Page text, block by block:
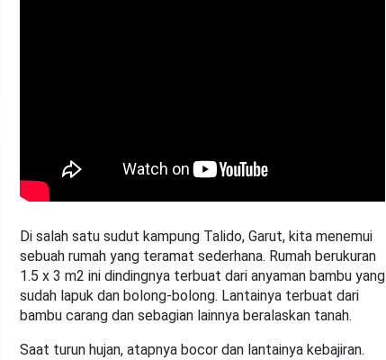
Di salah satu sudut kampung Talido, Garut, kita menemui
sebuah rumah yang teramat sederhana. Rumah berukuran
1.5 x 3 m2 ini dindingnya terbuat dari anyaman bambu yang
sudah lapuk dan bolong-bolong. Lantainya terbuat dari
bambu carang dan sebagian lainnya beralaskan tanah.
Saat turun hujan, atapnya bocor dan lantainya kebajiran.